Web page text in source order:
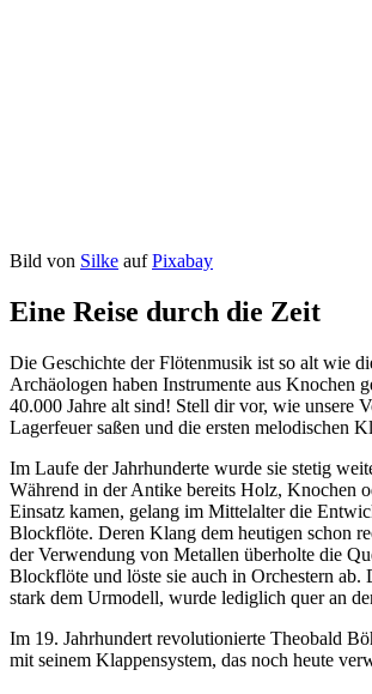
Bild von Silke aufPixabay
Eine Reise durch die Zeit
Die Geschichte der Flötenmusik ist so alt wie
Archäologen haben Instrumente aus Knochen
40.000 Jahre alt sind! Stell dir vor, wie unsere
Lagerfeuer saßen und die ersten melodischen
Im Laufe der Jahrhunderte wurde sie stetig
Während in der Antike bereits Holz, Knochen
Einsatz kamen, gelang im Mittelalter die
Blockflöte. Deren Klang dem heutigen schon
der Verwendung von Metallen überholte die
Blockflöte und löste sie auch in Orchestern ab.
stark dem Urmodell, wurde lediglich quer an
Im 19. Jahrhundert revolutionierte Theobald
mit seinem Klappensystem, das noch heute